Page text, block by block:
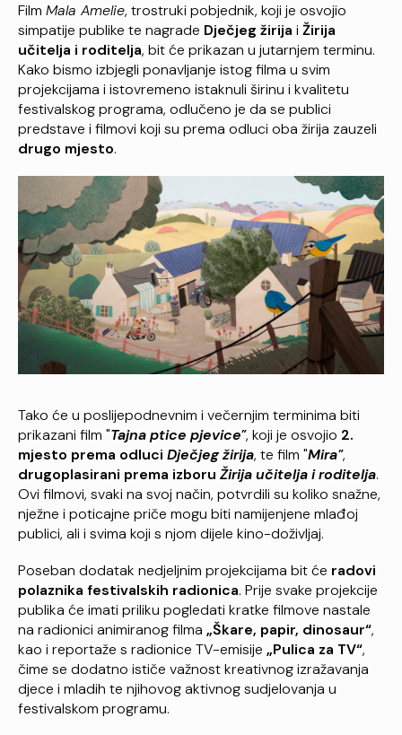
Film Mala Amelie, trostruki pobjednik, koji je osvojio
simpatije publike te nagrade Dječjeg žirija i Žirija
učitelja i roditelja, bit će prikazan u jutarnjem terminu.
Kako bismo izbjegli ponavljanje istog filma u svim
projekcijama i istovremeno istaknuli širinu i kvalitetu
festivalskog programa, odlučeno je da se publici
predstave i filmovi koji su prema odluci oba žirija zauzeli
drugo mjesto.
Tako će u poslijepodnevnim i večernjim terminima biti
prikazani film "Tajna ptice pjevice", koji je osvojio 2.
mjesto prema odluci Dječjeg žirija, te film "Mira",
drugoplasirani prema izboru Žirija učitelja i roditelja.
Ovi filmovi, svaki na svoj način, potvrdili su koliko snažne,
nježne i poticajne priče mogu biti namijenjene mlađoj
publici, ali i svima koji s njom dijele kino-doživljaj.
Poseban dodatak nedjeljnim projekcijama bit će radovi
polaznika festivalskih radionica. Prije svake projekcije
publika će imati priliku pogledati kratke filmove nastale
na radionici animiranog filma „Škare, papir, dinosaur“,
kao i reportaže s radionice TV-emisije „Pulica za TV“,
čime se dodatno ističe važnost kreativnog izražavanja
djece i mladih te njihovog aktivnog sudjelovanja u
festivalskom programu.